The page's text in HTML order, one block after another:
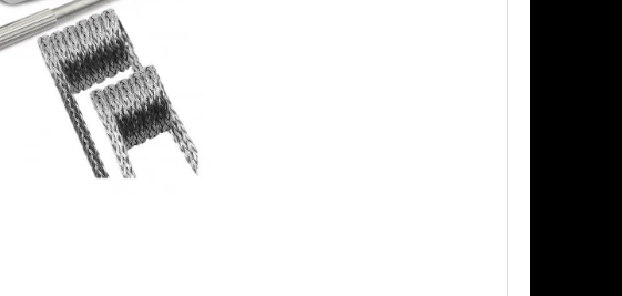
ELF BAR ELFA PODS CARTRIDGE
2PACK KIWI PASSION FRUIT GUAVA